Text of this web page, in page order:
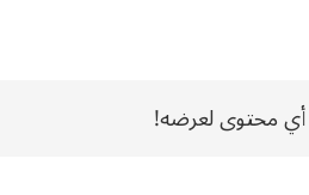
أي محتوى لعرضه!